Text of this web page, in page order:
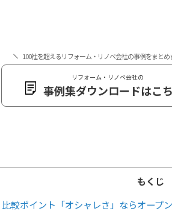
100社を超えるリフォーム・リノベ会社の事例をまとめ
リフォーム・リノベ会社の
事例集ダウンロードはこ
もくじ
比較ポイント「オシャレさ」ならオープ